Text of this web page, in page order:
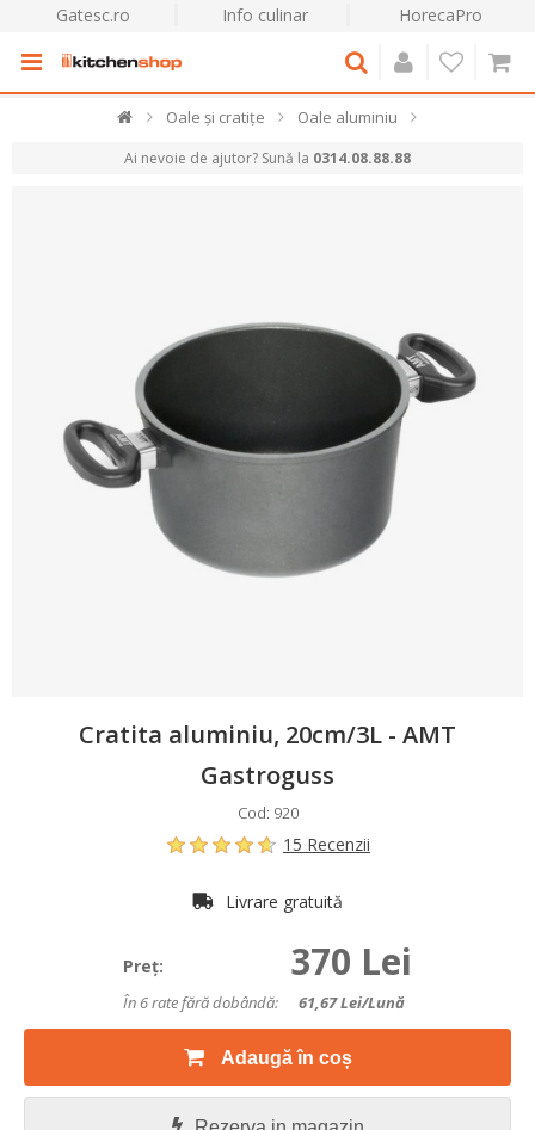
Gatesc.ro Info culinar HorecaPro
Oale și cratițe Oale aluminiu
Ai nevoie de ajutor? Sună la 0314.08.88.88
Cratita aluminiu, 20cm/3L - AMT
Gastroguss
Cod: 920
15 Recenzii
Livrare gratuită
Preţ: 370 Lei
În 6 rate fără dobândă: 61,67Lei/lună
Adaugă în coș